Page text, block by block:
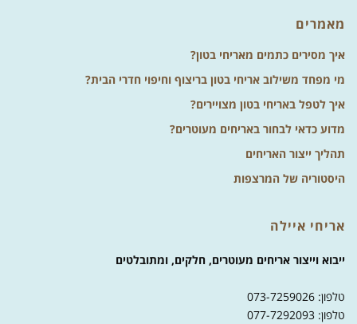
מאמרים
איך מסירים כתמים מאריחי בטון?
מי מפחד משילוב אריחי בטון בריצוף וחיפוי חדרי הבית?
איך לטפל באריחי בטון מצויירים?
מדוע כדאי לבחור באריחים מעוטרים?
תהליך ייצור האריחים
היסטוריה של המרצפות
אריחי איילה
ייבוא וייצור אריחים מעוטרים, חלקים, ומתובלטים
טלפון: 073-7259026
טלפון: 077-7292093